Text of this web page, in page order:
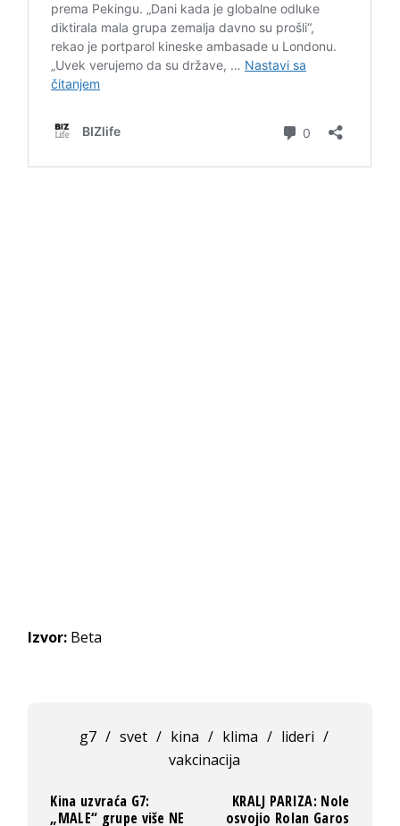
Izvor: Beta
g7 / svet / kina / klima / lideri /
vakcinacija
Kina uzvraća G7:
„MALE“ grupe više NE
KRALJ PARIZA: Nole
osvojio Rolan Garos